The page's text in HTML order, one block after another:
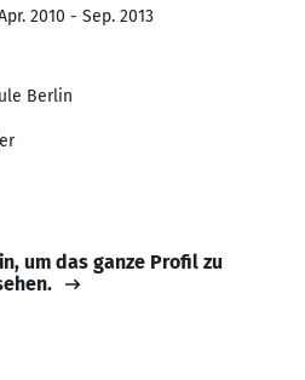
2010 - Sep. 2013
Berlin
um das ganze Profil zu